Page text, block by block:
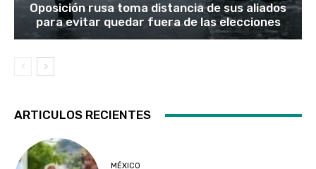
Oposición rusa toma distancia de sus aliados
para evitar quedar fuera de las elecciones
ARTICULOS RECIENTES
MÉXICO